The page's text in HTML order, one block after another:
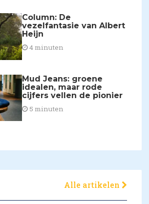
Column: De
vezelfantasie van Albert
Heijn
4 minuten
Mud Jeans: groene
idealen, maar rode
cijfers vellen de pionier
5 minuten
Alle artikelen